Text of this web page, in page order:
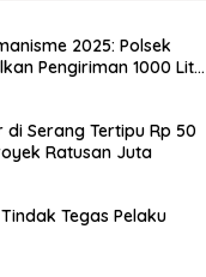
2025: Polsek
Pengiriman 1000 Liter
Serang Tertipu Rp 50
Ratusan Juta
Tegas Pelaku